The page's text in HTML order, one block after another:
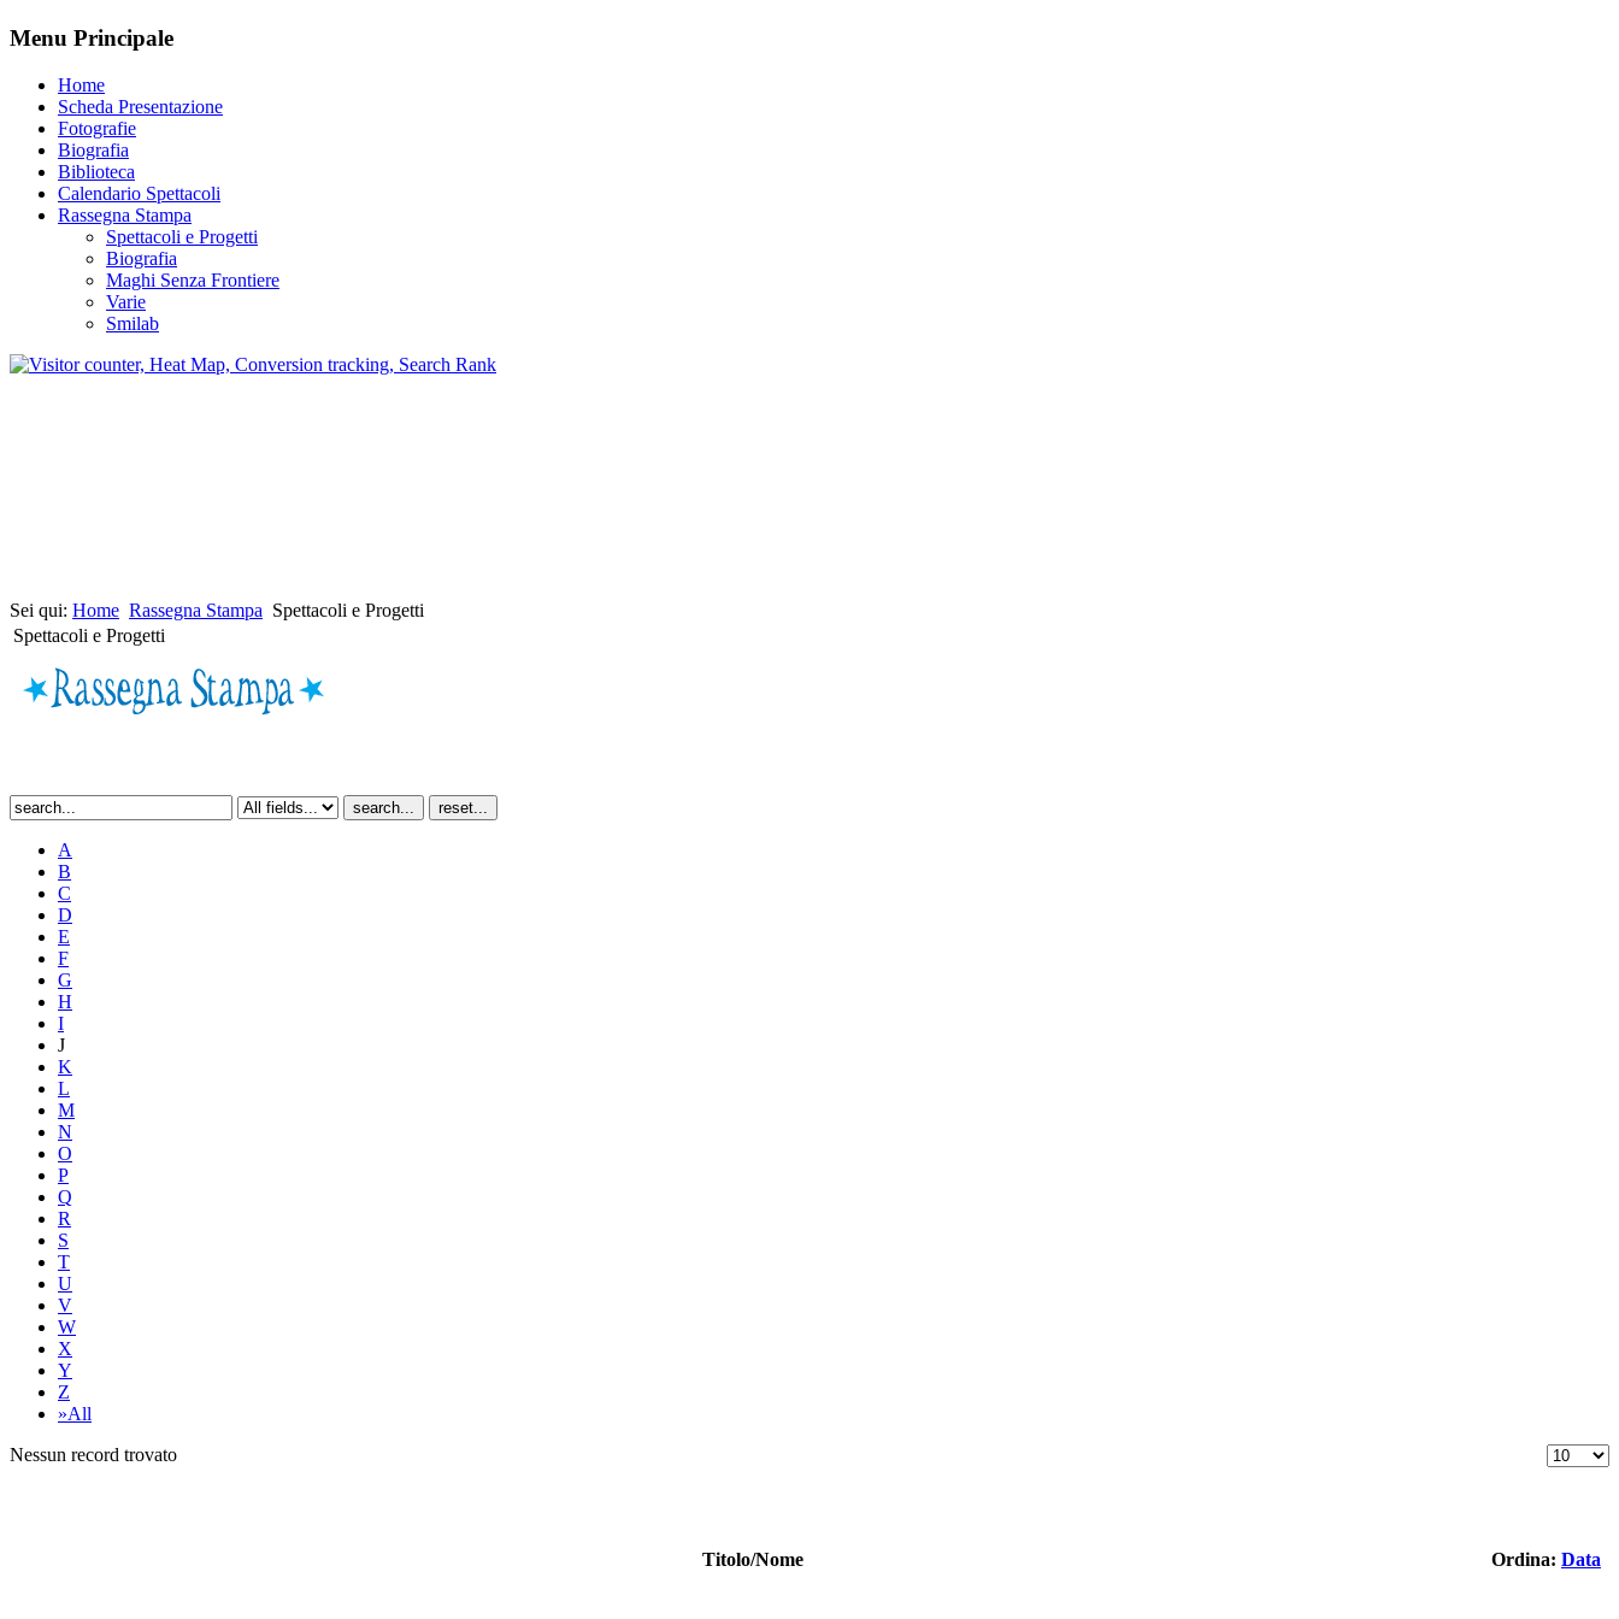
Menu Principale
Home
Scheda Presentazione
Fotografie
Biografia
Biblioteca
Calendario Spettacoli
Rassegna Stampa
Spettacoli e Progetti
Biografia
Maghi Senza Frontiere
Varie
Smilab
Sei qui: Home Rassegna Stampa Spettacoli e Progetti
Spettacoli e Progetti
A
B
C
D
E
F
G
H
I
J
K
L
M
N
O
P
Q
R
S
T
U
V
W
X
Y
Z
»All
Nessun record trovato
Titolo/Nome Ordina: Data